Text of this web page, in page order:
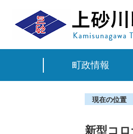
町政情報
現在の位置
新型コ